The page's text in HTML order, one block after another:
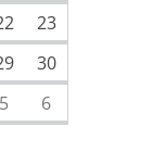
23
30
5 6